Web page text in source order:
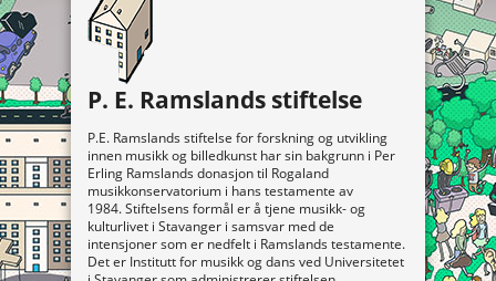
P. E. Ramslands stiftelse
P.E. Ramslands stiftelse for forskning og utvikling
innen musikk og billedkunst har sin bakgrunn i Per
Erling Ramslands donasjon til Rogaland
musikkonservatorium i hans testamente av
1984. Stiftelsens formål er å tjene musikk- og
kulturlivet i Stavanger i samsvar med de
intensjoner som er nedfelt i Ramslands testamente.
Det er Institutt for musikk og dans ved Universitetet